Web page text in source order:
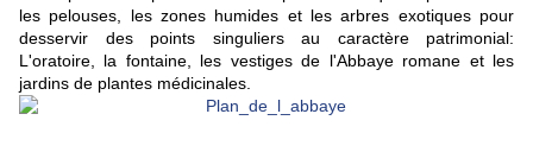
les pelouses, les zones humides et les arbres exotiques pour
desservir des points singuliers au caractère patrimonial:
L'oratoire, la fontaine, les vestiges de l'Abbaye romane et les
jardins de plantes médicinales.